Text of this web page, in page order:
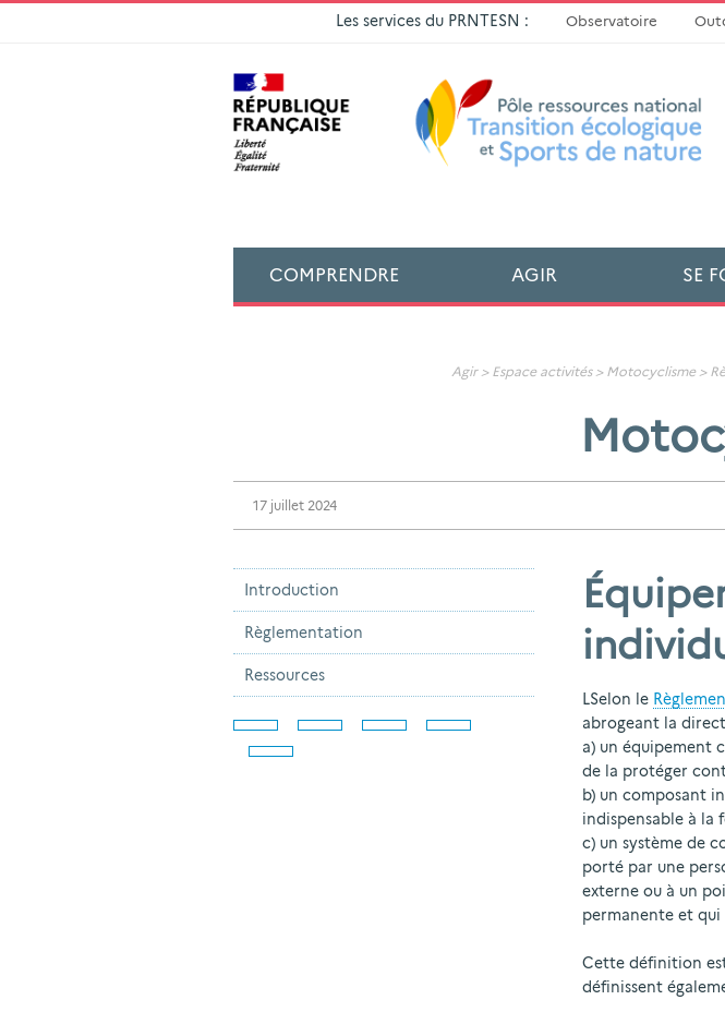
Les services du PRNTESN : Observatoire
COMPRENDRE AGIR SE
Agir > Espace activités> Motocyclisme>
17 juillet 2024
Introduction
Règlementation
Ressources
LSelon le
abrogeant la
a) un équipement
de la protéger
b) un composant
indispensable à
c) un système de
porté par une
externe ou à un
permanente et
Cette définition
définissent